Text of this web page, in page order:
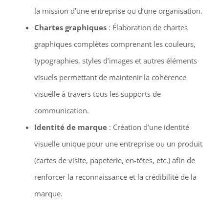
la mission d’une entreprise ou d’une organisation.
Chartes graphiques: Élaboration de chartes
graphiques complètes comprenant les couleurs,
typographies, styles d’images et autres éléments
visuels permettant de maintenir la cohérence
visuelle à travers tous les supports de
communication.
Identité de marque: Création d’une identité
visuelle unique pour une entreprise ou un produit
(cartes de visite, papeterie, en-têtes, etc.) afin de
renforcer la reconnaissance et la crédibilité de la
marque.